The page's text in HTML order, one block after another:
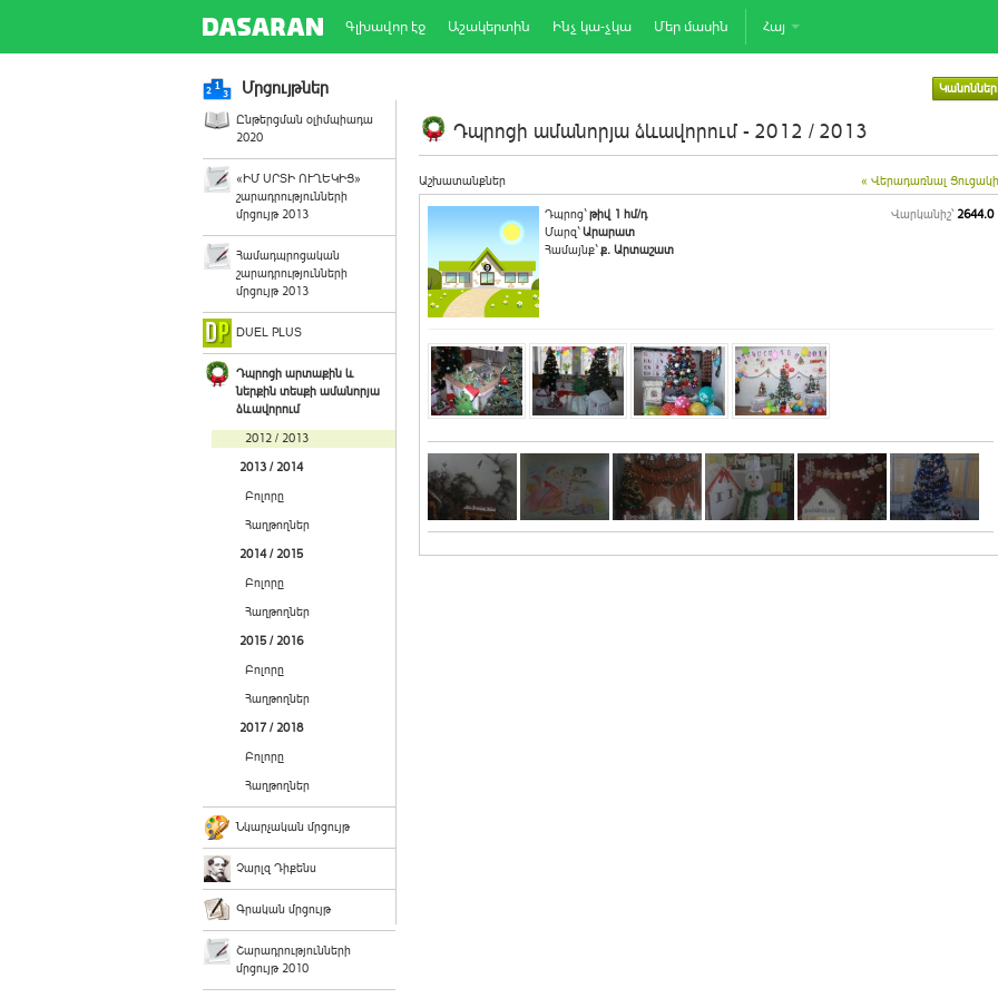
Գլխավոր էջ Աշակերտին Ինչ կա-չկա Մեր մասին Հայ
Մրցույթներ Կանոններ
Ընթերցման օլիմպիադա
2020
«ԻՄ ՍՐՏԻ ՈՒՂԵԿԻՑ»
շարադրությունների
մրցույթ 2013
Համադպրոցական
շարադրությունների
մրցույթ 2013
DUEL PLUS
Դպրոցի արտաքին և
ներքին տեսքի ամանորյա
ձևավորում
2012 / 2013
2013 / 2014
Բոլորը
Հաղթողներ
2014 / 2015
Բոլորը
Հաղթողներ
2015 / 2016
Բոլորը
Հաղթողներ
2017 / 2018
Բոլորը
Հաղթողներ
Նկարչական մրցույթ
Չարլզ Դիքենս
Գրական մրցույթ
Շարադրությունների
մրցույթ 2010
Դպրոցի ամանորյա ձևավորում - 2012 / 2013
Աշխատանքներ « Վերադառնալ
Դպրոց`թիվ 1 հմ/դ
Մարզ`Արարատ
Համայնք`ք. Արտաշատ
Վարկանիշ՝ 2644.0